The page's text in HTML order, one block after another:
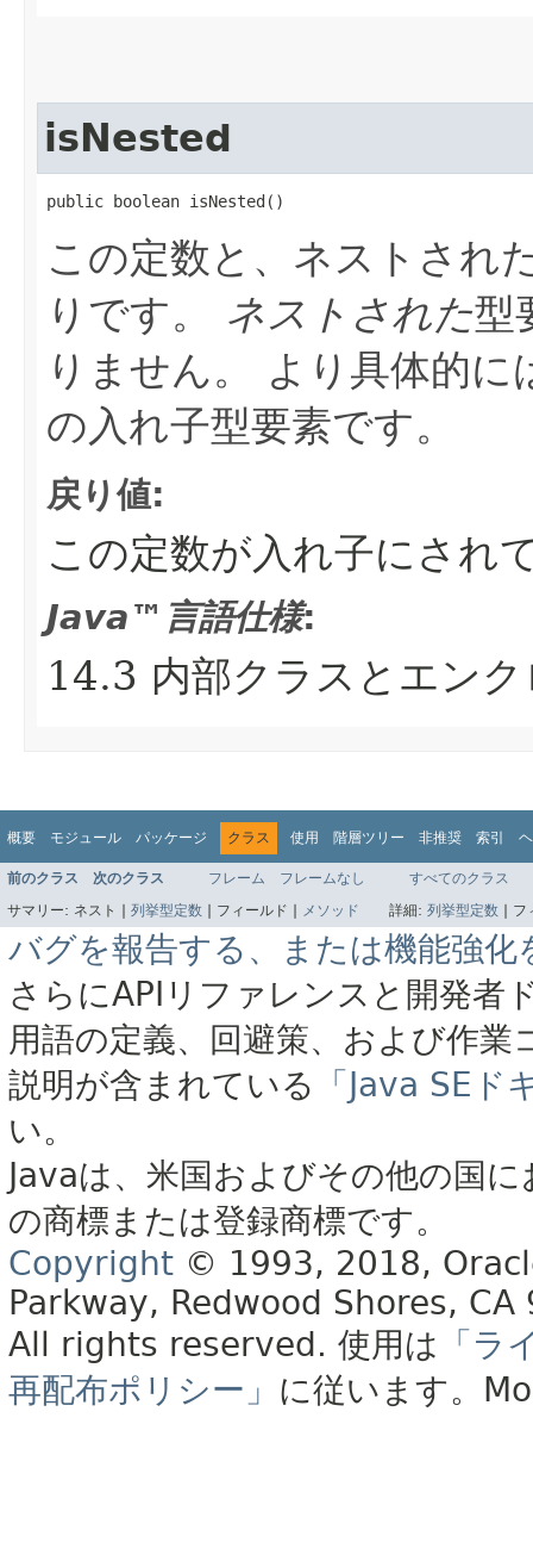
isNested
public boolean isNested()
この定数と、ネストされ
りです。
ネストされた型
りません。
より具体的に
の入れ子型要素です。
戻り値:
この定数が入れ子にされ
Java™言語仕様:
14.3 内部クラスとエン
概要 モジュール パッケージ クラス 使用 階層ツリー 非推奨 索引
前のクラス 次のクラス フレーム フレームなし
すべてのクラス
サマリー: ネスト | 列挙型定数 | フィールド | メソッド 詳細: 列挙型定数 | フ
バグを報告する、または機能強化
さらにAPIリファレンスと開発者
用語の定義、回避策、および作
説明が含まれている
「Java SE
い。
Javaは、米国およびその他の国
の商標または登録商標です。
Copyright © 1993, 2018,
Parkway, Redwood Shores, CA
All rights reserved. 使用は 「ラ
再配布ポリシー」 に従います。